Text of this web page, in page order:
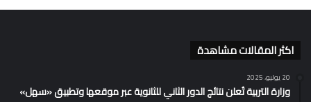
اكثر المقالات مشاهدة
20 يوليو، 2025
وزارة التربية تُعلن نتائج الدور الثاني للثانوية عبر موقعها وتطبيق «سهل»